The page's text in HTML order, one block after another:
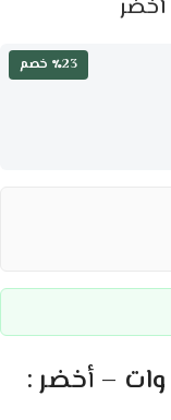
٪23 خصم